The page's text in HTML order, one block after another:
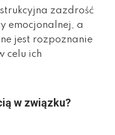
zazdrość
emocjonalnej, a
jest rozpoznanie
celu ich
w związku?